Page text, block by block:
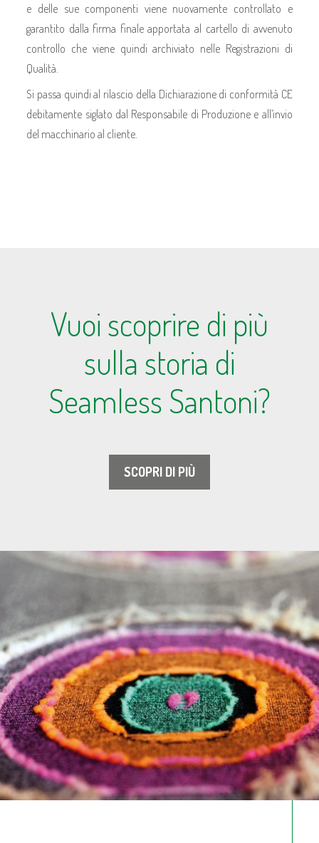
e delle sue componenti viene nuovamente controllato e
garantito dalla firma finale apportata al cartello di avvenuto
controllo che viene quindi archiviato nelle Registrazioni di
Qualità.
Si passa quindi al rilascio della Dichiarazione di conformità CE
debitamente siglato dal Responsabile di Produzione e all’invio
del macchinario al cliente.
Vuoi scoprire di più
sulla storia di
Seamless Santoni?
SCOPRI DI PIÙ